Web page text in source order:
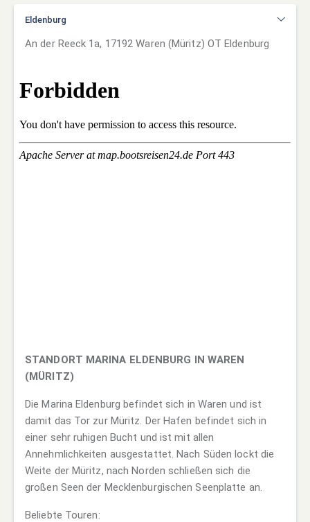
Eldenburg
An der Reeck 1a, 17192 Waren (Müritz) OT Eldenburg
STANDORT MARINA ELDENBURG IN WAREN
(MÜRITZ)
Die Marina Eldenburg befindet sich in Waren und ist
damit das Tor zur Müritz. Der Hafen befindet sich in
einer sehr ruhigen Bucht und ist mit allen
Annehmlichkeiten ausgestattet. Nach Süden lockt die
Weite der Müritz, nach Norden schließen sich die
großen Seen der Mecklenburgischen Seenplatte an.
Beliebte Touren: